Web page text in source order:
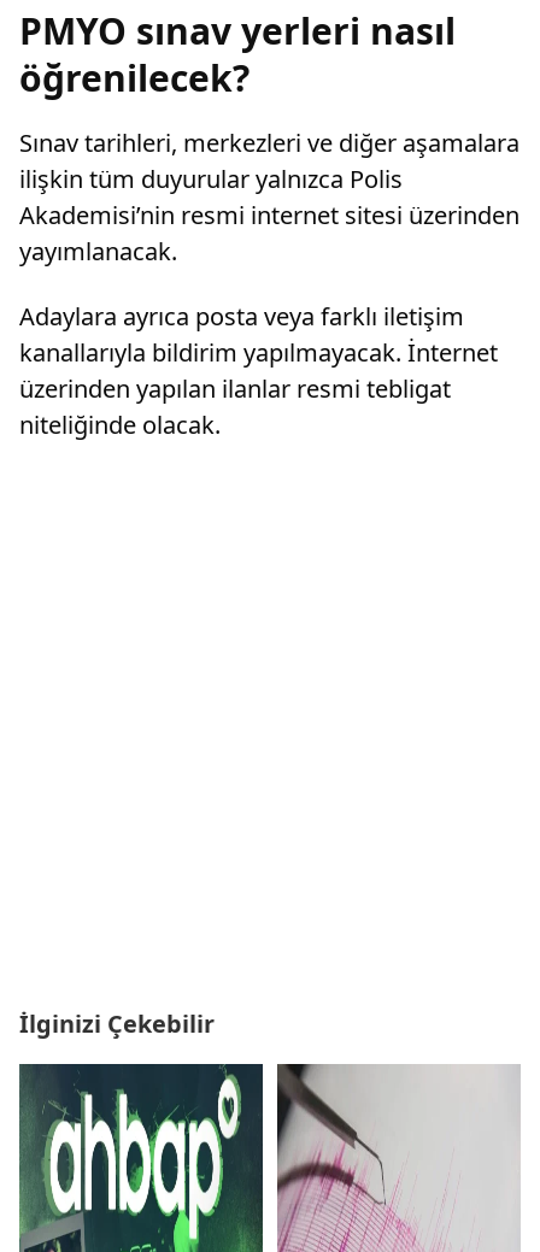
PMYO sınav yerleri nasıl
öğrenilecek?
Sınav tarihleri, merkezleri ve diğer aşamalara
ilişkin tüm duyurular yalnızca Polis
Akademisi’nin resmi internet sitesi üzerinden
yayımlanacak.
Adaylara ayrıca posta veya farklı iletişim
kanallarıyla bildirim yapılmayacak. İnternet
üzerinden yapılan ilanlar resmi tebligat
niteliğinde olacak.
İlginizi Çekebilir